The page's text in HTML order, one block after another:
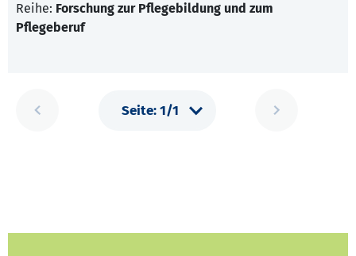
Reihe: Forschung zur Pflegebildung und zum
Pflegeberuf